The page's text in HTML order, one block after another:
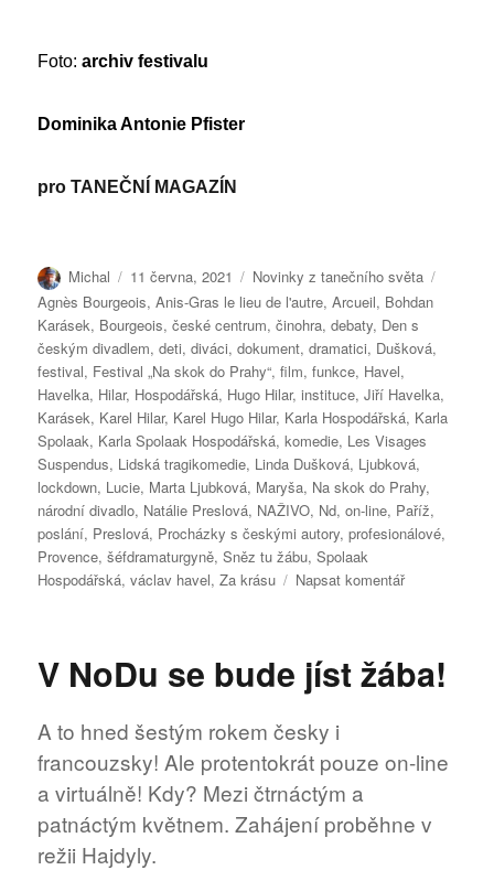
Foto:archiv festivalu
Dominika Antonie Pfister
proTANEČNÍ MAGAZÍN
Autor:
Michal Publikováno:
11 června, 2021 Rubriky:
Novinky z tanečního světa
Agnès Bourgeois,Anis-Gras le lieu de l'autre,Arcueil, Bohdan
Karásek, Bourgeois,české centrum,činohra,debaty, Den s
českým divadlem,deti,diváci,dokument,dramatici, Dušková,
festival, Festival „Na skok do Prahy“,film,funkce, Havel,
Havelka, Hilar, Hospodářská, Hugo Hilar,instituce,Jiří Havelka,
Karásek, Karel Hilar, Karel Hugo Hilar, Karla Hospodářská, Karla
Spolaak, Karla Spolaak Hospodářská,komedie, Les Visages
Suspendus, Lidská tragikomedie, Linda Dušková, Ljubková,
lockdown, Lucie, Marta Ljubková, Maryša, Na skok do Prahy,
národní divadlo, Natálie Preslová, NAŽIVO, Nd,on-line, Paříž,
poslání, Preslová, Procházky s českými autory,profesionálové,
Provence,šéfdramaturgyně,Sněz tu žábu,Spolaak
Hospodářská,václav havel,Za krásu Napsat komentářpro
Festival
„Na
Prahy“
V NoDu se bude jíst žába!
A to hned šestým rokem česky i
francouzsky! Ale protentokrát pouze on-line
a virtuálně! Kdy? Mezi čtrnáctým a
patnáctým květnem. Zahájení proběhne v
režii Hajdyly.